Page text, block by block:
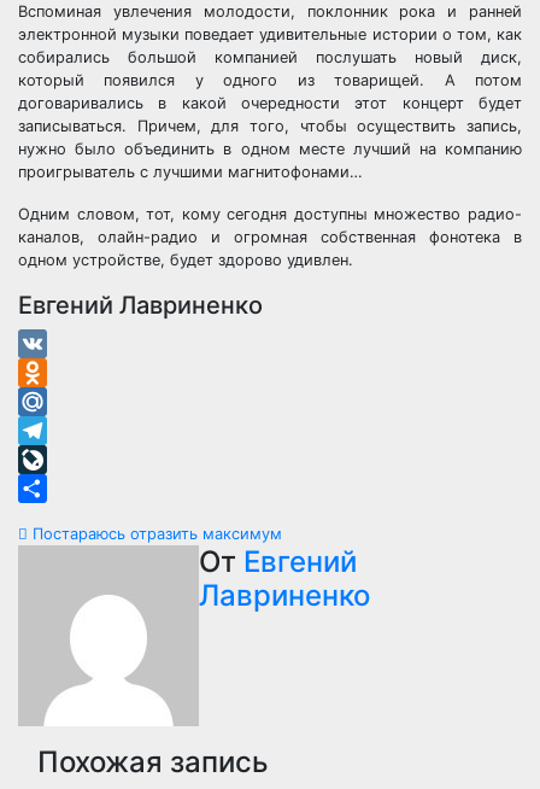
Вспоминая увлечения молодости, поклонник рока и ранней
электронной музыки поведает удивительные истории о том, как
собирались большой компанией послушать новый диск,
который появился у одного из товарищей. А потом
договаривались в какой очередности этот концерт будет
записываться. Причем, для того, чтобы осуществить запись,
нужно было объединить в одном месте лучший на компанию
проигрыватель с лучшими магнитофонами…
Одним словом, тот, кому сегодня доступны множество радио-
каналов, олайн-радио и огромная собственная фонотека в
одном устройстве, будет здорово удивлен.
Евгений Лавриненко
VK
Odnoklassniki
Mail.Ru
Telegram
LiveJournal
Навигация
записям
Постараюсь отразить максимум
От Евгений
Лавриненко
Похожая запись